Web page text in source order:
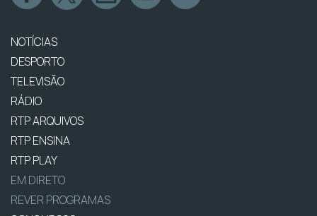
NOTÍCIAS
DESPORTO
TELEVISÃO
RÁDIO
RTP ARQUIVOS
RTP ENSINA
RTP PLAY
EM DIRETO
REVER PROGRAMAS